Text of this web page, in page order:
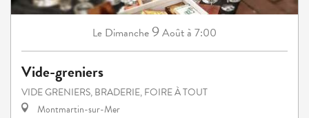
Le Dimanche9Aoûtà 7:00
Vide-greniers
VIDE GRENIERS, BRADERIE, FOIRE À TOUT
Montmartin-sur-Mer